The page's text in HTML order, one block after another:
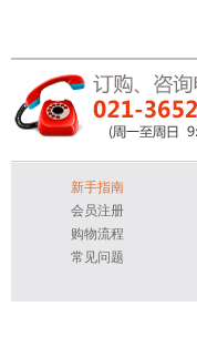
新手指南
会员注册
购物流程
常见问题